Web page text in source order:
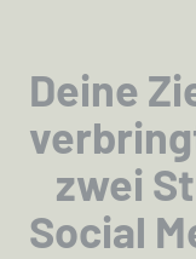
Deine
zwei
Social